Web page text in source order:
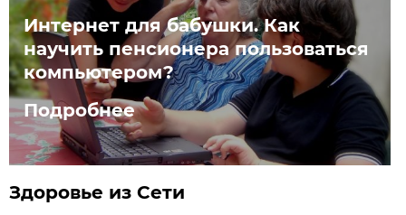
Интернет для бабушки. Как
научить пенсионера пользоваться
компьютером?
Подробнее
Здоровье из Сети